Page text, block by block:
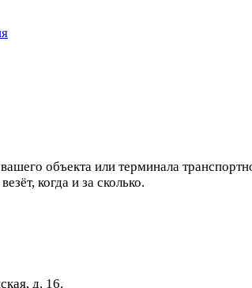
объекта или терминала
когда и за сколько.
д. 16.